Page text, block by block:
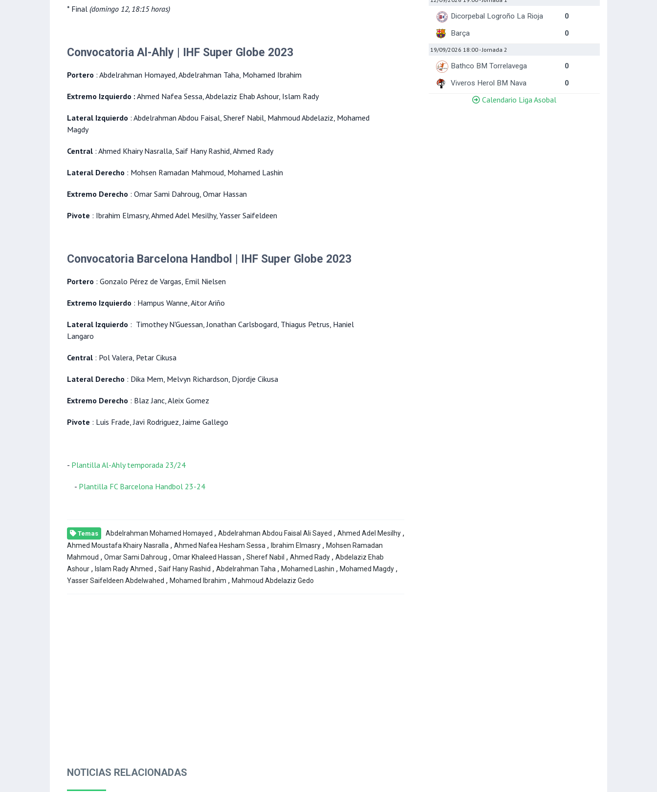
* Final (domingo 12, 18:15 horas)
Convocatoria Al-Ahly | IHF Super Globe 2023
Portero : Abdelrahman Homayed, Abdelrahman Taha, Mohamed Ibrahim
Extremo Izquierdo : Ahmed Nafea Sessa, Abdelaziz Ehab Ashour, Islam Rady
Lateral Izquierdo : Abdelrahman Abdou Faisal, Sheref Nabil, Mahmoud Abdelaziz, Mohamed
Magdy
Central : Ahmed Khairy Nasralla, Saif Hany Rashid, Ahmed Rady
Lateral Derecho : Mohsen Ramadan Mahmoud, Mohamed Lashin
Extremo Derecho : Omar Sami Dahroug, Omar Hassan
Pivote : Ibrahim Elmasry, Ahmed Adel Mesilhy, Yasser Saifeldeen
Convocatoria Barcelona Handbol | IHF Super Globe 2023
Portero : Gonzalo Pérez de Vargas, Emil Nielsen
Extremo Izquierdo : Hampus Wanne, Aitor Ariño
Lateral Izquierdo : Timothey N'Guessan, Jonathan Carlsbogard, Thiagus Petrus, Haniel
Langaro
Central : Pol Valera, Petar Cikusa
Lateral Derecho : Dika Mem, Melvyn Richardson, Djordje Cikusa
Extremo Derecho : Blaz Janc, Aleix Gomez
Pivote : Luis Frade, Javi Rodriguez, Jaime Gallego
- Plantilla Al-Ahly temporada 23/24
- Plantilla FC Barcelona Handbol 23-24
Temas Abdelrahman Mohamed Homayed , Abdelrahman Abdou Faisal Ali Sayed , Ahmed Adel Mesilhy ,
Ahmed Moustafa Khairy Nasralla , Ahmed Nafea Hesham Sessa , Ibrahim Elmasry , Mohsen Ramadan
Mahmoud , Omar Sami Dahroug , Omar Khaleed Hassan , Sheref Nabil , Ahmed Rady , Abdelaziz Ehab
Ashour , Islam Rady Ahmed , Saif Hany Rashid , Abdelrahman Taha , Mohamed Lashin , Mohamed Magdy ,
Yasser Saifeldeen Abdelwahed , Mohamed Ibrahim , Mahmoud Abdelaziz Gedo
NOTICIAS RELACIONADAS
Dicorpebal Logroño La Rioja
0
Barça
0
19/09/2026 18:00- Jornada 2
Bathco BM Torrelavega
0
Viveros Herol BM Nava
0
Calendario Liga Asobal